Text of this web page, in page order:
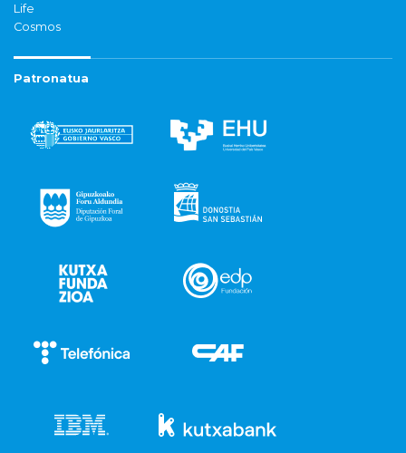
Life
Cosmos
Patronatua